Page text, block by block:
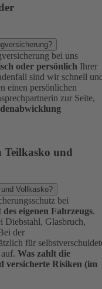
bei uns
oder persönlich Ihrer
sind wir schnell
einen persönlichen
zur Seite,
Teilkasko und
Vollkasko?
bei
eigenen Fahrzeugs.
Diebstahl, Glasbruch,
der
für
Was zahlt die
versicherte Risiken (im